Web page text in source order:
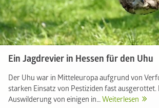
Ein Jagdrevier in Hessen für den Uhu
Der Uhu war in Mitteleuropa aufgrund von
starken Einsatz von Pestiziden fast ausgerottet.
Auswilderung von einigen in…Weiterlesen